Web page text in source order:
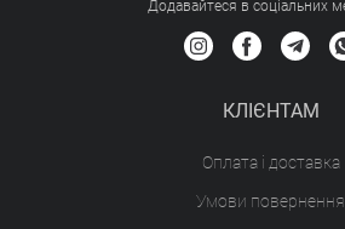
Додавайтеся в соціальних
КЛІЄНТАМ
Оплата і доставка
Умови повернення